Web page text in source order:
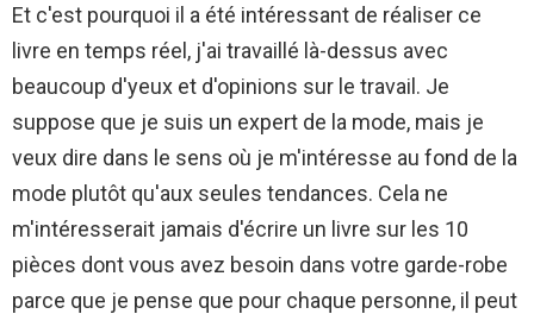
Et c'est pourquoi il a été intéressant de réaliser ce
livre en temps réel, j'ai travaillé là-dessus avec
beaucoup d'yeux et d'opinions sur le travail. Je
suppose que je suis un expert de la mode, mais je
veux dire dans le sens où je m'intéresse au fond de la
mode plutôt qu'aux seules tendances. Cela ne
m'intéresserait jamais d'écrire un livre sur les 10
pièces dont vous avez besoin dans votre garde-robe
parce que je pense que pour chaque personne, il peut